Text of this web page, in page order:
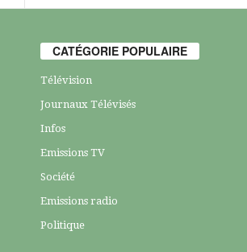
CATÉGORIE POPULAIRE
Télévision
Journaux Télévisés
Infos
Emissions TV
Société
Emissions radio
Politique